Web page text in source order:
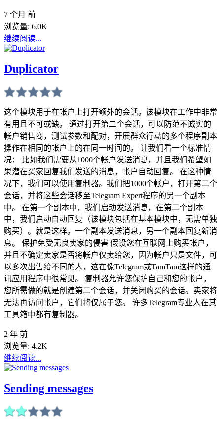
7 个月 前
浏览量: 6.0K
继续阅读...
Duplicator
这个模块用于在帐户上打开额外的会话。该模块在工作中非常
有用且不可或缺。 通过打开第二个会话，可以防范不诚实的
帐户销售商，测试参数和配对，开展群众行动的多个程序副本
操作在相同的帐户上的在同一时间的。 让我们看一个标准情
况： 比如我们需要从1000个帐户发送消息，并且我们希望如
果潜在买家回复我们发送的消息，帐户自动回复。 在这种情
况下，我们可以使用复制器。我们把1000个帐户，打开第二个
会话，并将这些会话移至Telegram Expert程序的另一个副本
中。 在第一个副本中，我们启动发送消息，在第二个副本
中，我们启动自动回复（该模块包括在基本模块中，无需单独
购买）。就是这样。一个副本发送消息，另一个副本回复新消
息。 保护免受无良卖家的侵害 假设您在互联网上购买帐户，
并且不确定卖家是否将帐户仅卖给您，因为帐户只是文件，可
以多次出售给不同的人，这在像Telegram或TamTam这样的通
讯应用程序中很常见。 复制器允许您保护自己和您的帐户，
您所需做的就是创建第二个会话，并关闭购买的会话。卖家将
无法再访问帐户，它们将仅属于您。 许多Telegram专业人在其
工具箱中都有复制器。
2 年 前
浏览量: 4.2K
继续阅读...
Sending messages